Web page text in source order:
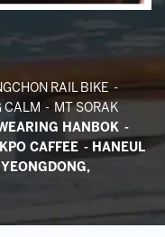
RAIL BIKE -
CALM - MT SORAK
HANBOK -
CAFFEE - HANEUL